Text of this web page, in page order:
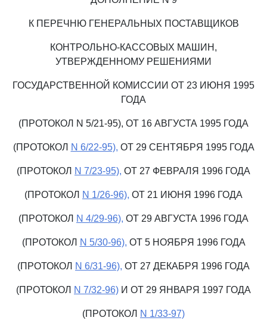
К ПЕРЕЧНЮ ГЕНЕРАЛЬНЫХ ПОСТАВЩИКОВ
КОНТРОЛЬНО-КАССОВЫХ МАШИН,
УТВЕРЖДЕННОМУ РЕШЕНИЯМИ
ГОСУДАРСТВЕННОЙ КОМИССИИ ОТ 23 ИЮНЯ 1995
ГОДА
(ПРОТОКОЛ N 5/21-95), ОТ 16 АВГУСТА 1995 ГОДА
(ПРОТОКОЛ N 6/22-95), ОТ 29 СЕНТЯБРЯ 1995 ГОДА
(ПРОТОКОЛ N 7/23-95), ОТ 27 ФЕВРАЛЯ 1996 ГОДА
(ПРОТОКОЛ N 1/26-96), ОТ 21 ИЮНЯ 1996 ГОДА
(ПРОТОКОЛ N 4/29-96), ОТ 29 АВГУСТА 1996 ГОДА
(ПРОТОКОЛ N 5/30-96), ОТ 5 НОЯБРЯ 1996 ГОДА
(ПРОТОКОЛ N 6/31-96), ОТ 27 ДЕКАБРЯ 1996 ГОДА
(ПРОТОКОЛ N 7/32-96) И ОТ 29 ЯНВАРЯ 1997 ГОДА
(ПРОТОКОЛ N 1/33-97)